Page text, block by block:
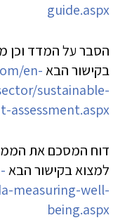
guide.aspx
הסבר על המדד וכן
בקישור הבאen-
sustainable-
assessment.aspx
למצוא בקישור הבא
measuring-well-
being.aspx